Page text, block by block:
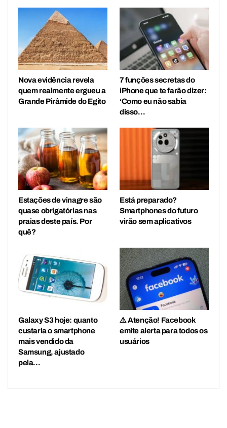
Nova evidência revela
quem realmente ergueu a
Grande Pirâmide do Egito
7 funções secretas do
iPhone que te farão dizer:
‘Como eu não sabia
disso…
Estações de vinagre são
quase obrigatórias nas
praias deste país. Por
quê?
Está preparado?
Smartphones do futuro
virão sem aplicativos
Galaxy S3 hoje: quanto
custaria o smartphone
mais vendido da
Samsung, ajustado
pela…
⚠️ Atenção! Facebook
emite alerta para todos os
usuários